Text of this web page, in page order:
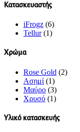
Κατασκευαστής
iFrogz (6)
Tellur (1)
Χρώμα
Rose Gold (2)
Ασημί (1)
Μαύρο (3)
Χρυσό (1)
Υλικό κατασκευής